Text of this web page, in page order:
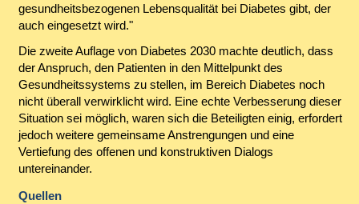
gesundheitsbezogenen Lebensqualität bei Diabetes gibt, der
auch eingesetzt wird."
Die zweite Auflage von Diabetes 2030 machte deutlich, dass
der Anspruch, den Patienten in den Mittelpunkt des
Gesundheitssystems zu stellen, im Bereich Diabetes noch
nicht überall verwirklicht wird. Eine echte Verbesserung dieser
Situation sei möglich, waren sich die Beteiligten einig, erfordert
jedoch weitere gemeinsame Anstrengungen und eine
Vertiefung des offenen und konstruktiven Dialogs
untereinander.
Quellen